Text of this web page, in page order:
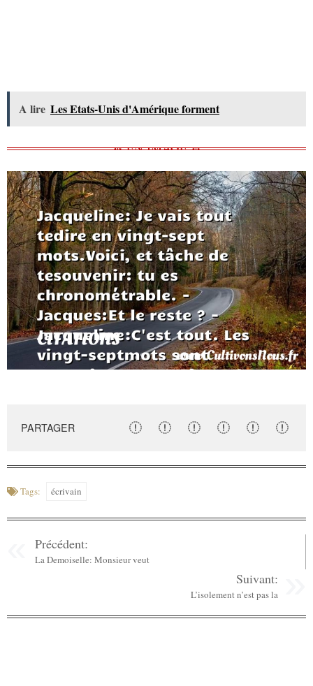
A lire Les Etats-Unis d'Amérique forment
PARTAGER
Tags: écrivain
Précédent:
La Demoiselle: Monsieur veut
Suivant:
L’isolement n’est pas la